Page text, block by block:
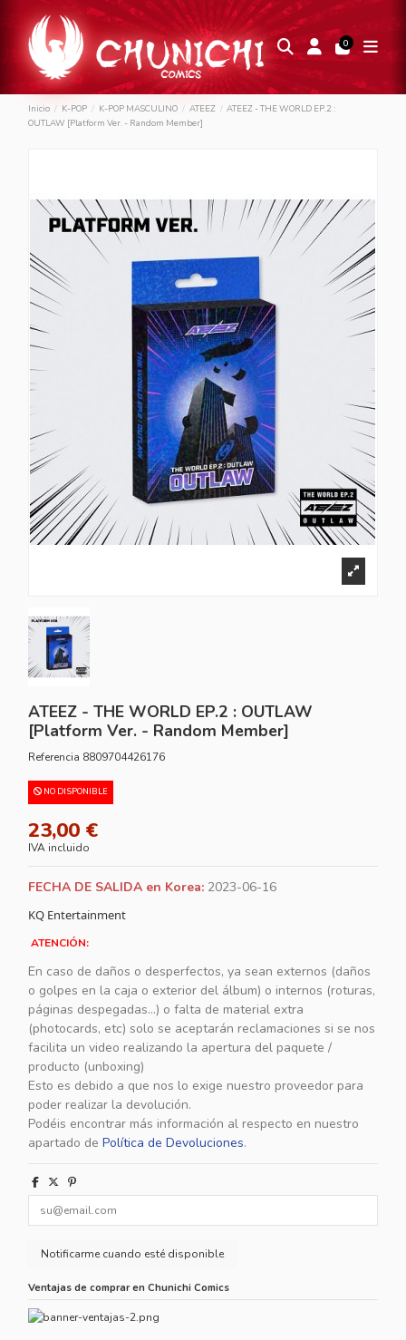
0
Inicio K-POP K-POP MASCULINO ATEEZ
ATEEZ - THE WORLD EP.2 :
OUTLAW [Platform Ver. - Random Member]
ATEEZ - THE WORLD EP.2 : OUTLAW
[Platform Ver. - Random Member]
Referencia 8809704426176
NO DISPONIBLE
23,00 €
IVA incluido
FECHA DE SALIDA en Korea: 2023-06-16
KQ Entertainment
ATENCIÓN:
En caso de daños o desperfectos, ya sean externos (daños
o golpes en la caja o exterior del álbum) o internos (roturas,
páginas despegadas...) o falta de material extra
(photocards, etc) solo se aceptarán reclamaciones si se nos
facilita un video realizando la apertura del paquete /
producto (unboxing)
Esto es debido a que nos lo exige nuestro proveedor para
poder realizar la devolución.
Podéis encontrar más información al respecto en nuestro
apartado de Política de Devoluciones.
Ventajas de comprar en Chunichi Comics